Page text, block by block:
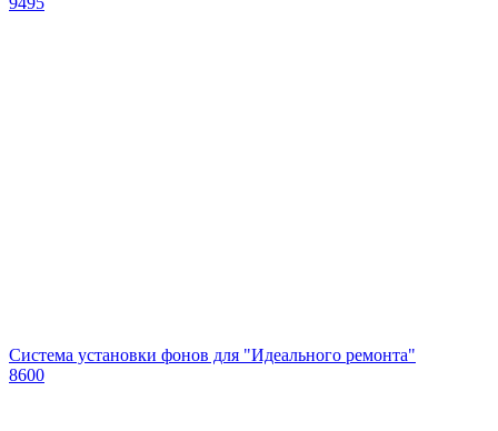
Система установки фонов для "Идеального ремонта"
8600